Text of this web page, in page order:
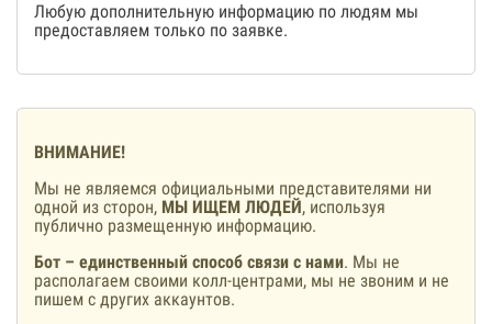
Любую дополнительную информацию по людям мы
предоставляем только по заявке.
ВНИМАНИЕ!
Мы не являемся официальными представителями ни
одной из сторон, МЫ ИЩЕМ ЛЮДЕЙ, используя
публично размещенную информацию.
Бот – единственный способ связи с нами. Мы не
располагаем своими колл-центрами, мы не звоним и не
пишем с других аккаунтов.